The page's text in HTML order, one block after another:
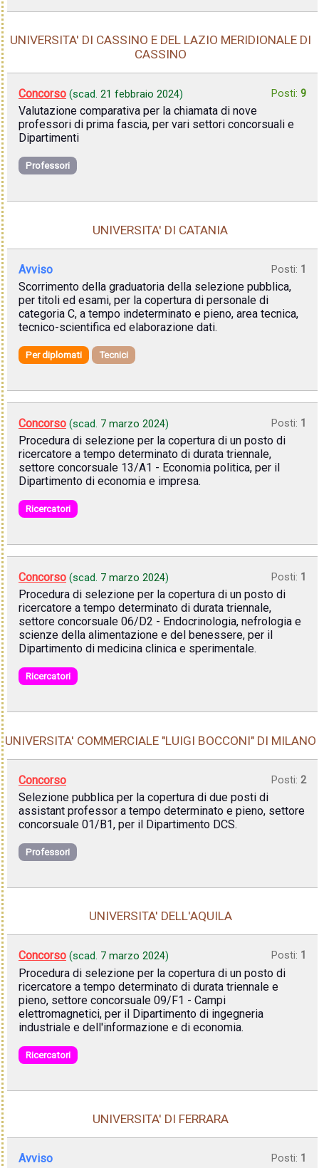
UNIVERSITA' DI CASSINO E DEL LAZIO MERIDIONALE DI
CASSINO
Concorso (scad. 21 febbraio 2024) Posti: 9
Valutazione comparativa per la chiamata di nove
professori di prima fascia, per vari settori concorsuali e
Dipartimenti
Professori
UNIVERSITA' DI CATANIA
Avviso Posti: 1
Scorrimento della graduatoria della selezione pubblica,
per titoli ed esami, per la copertura di personale di
categoria C, a tempo indeterminato e pieno, area tecnica,
tecnico-scientifica ed elaborazione dati.
Per diplomati Tecnici
Concorso (scad. 7 marzo 2024) Posti: 1
Procedura di selezione per la copertura di un posto di
ricercatore a tempo determinato di durata triennale,
settore concorsuale 13/A1 - Economia politica, per il
Dipartimento di economia e impresa.
Ricercatori
Concorso (scad. 7 marzo 2024) Posti: 1
Procedura di selezione per la copertura di un posto di
ricercatore a tempo determinato di durata triennale,
settore concorsuale 06/D2 - Endocrinologia, nefrologia e
scienze della alimentazione e del benessere, per il
Dipartimento di medicina clinica e sperimentale.
Ricercatori
UNIVERSITA' COMMERCIALE "LUIGI BOCCONI" DI MILANO
Concorso Posti: 2
Selezione pubblica per la copertura di due posti di
assistant professor a tempo determinato e pieno, settore
concorsuale 01/B1, per il Dipartimento DCS.
Professori
UNIVERSITA' DELL'AQUILA
Concorso (scad. 7 marzo 2024) Posti: 1
Procedura di selezione per la copertura di un posto di
ricercatore a tempo determinato di durata triennale e
pieno, settore concorsuale 09/F1 - Campi
elettromagnetici, per il Dipartimento di ingegneria
industriale e dell'informazione e di economia.
Ricercatori
UNIVERSITA' DI FERRARA
Avviso Posti: 1